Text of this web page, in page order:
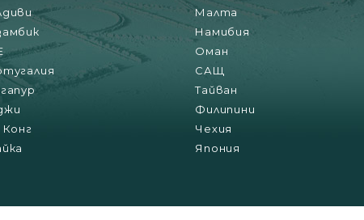
Малта
Намибия
Оман
САЩ
Тайван
Филипини
Чехия
Япония